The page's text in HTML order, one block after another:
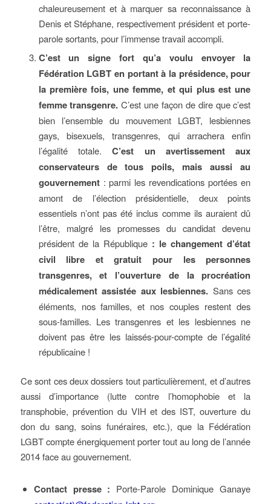
chaleureusement et à marquer sa reconnaissance à
Denis et Stéphane, respectivement président et porte-
parole sortants, pour l’immense travail accompli.
C’est un signe fort qu’a voulu envoyer la
Fédération LGBT en portant à la présidence, pour
la première fois, une femme, et qui plus est une
femme transgenre. C’est une façon de dire que c’est
bien l’ensemble du mouvement LGBT, lesbiennes
gays, bisexuels, transgenres, qui arrachera enfin
l’égalité totale.C’est un avertissement aux
conservateurs de tous poils, mais aussi au
gouvernement : parmi les revendications portées en
amont de l’élection présidentielle, deux points
essentiels n’ont pas été inclus comme ils auraient dû
l’être, malgré les promesses du candidat devenu
président de la République : le changement d’état
civil libre et gratuit pour les personnes
transgenres, et l’ouverture de la procréation
médicalement assistée aux lesbiennes. Sans ces
éléments, nos familles, et nos couples restent des
sous-familles. Les transgenres et les lesbiennes ne
doivent pas être les laissés-pour-compte de l’égalité
républicaine !
Ce sont ces deux dossiers tout particulièrement, et d’autres
aussi d’importance (lutte contre l’homophobie et la
transphobie, prévention du VIH et des IST, ouverture du
don du sang, soins funéraires, etc.), que la Fédération
LGBT compte énergiquement porter tout au long de l’année
2014 face au gouvernement.
Contact presse : Porte-Parole Dominique Ganaye